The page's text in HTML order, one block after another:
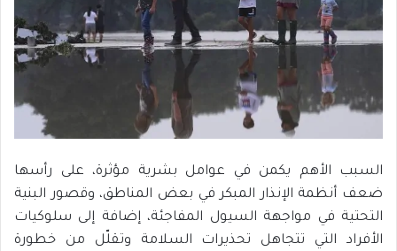
السبب الأهم يكمن في عوامل بشرية مؤثرة، على رأسها
ضعف أنظمة الإنذار المبكر في بعض المناطق، وقصور البنية
التحتية في مواجهة السيول المفاجئة، إضافة إلى سلوكيات
الأفراد التي تتجاهل تحذيرات السلامة وتقلّل من خطورة